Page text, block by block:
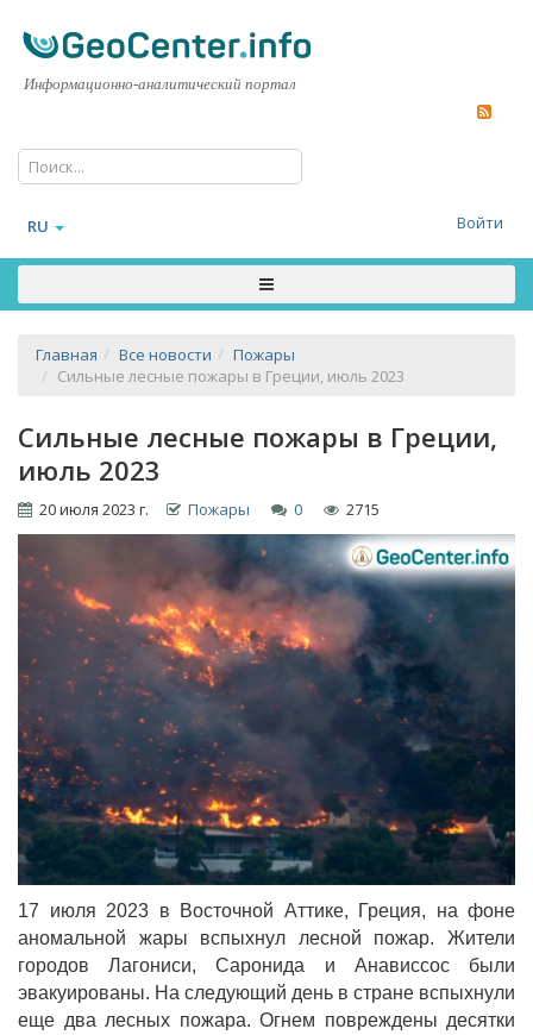
Информационно-аналитический портал
RU Войти
Главная Все новости
Пожары
Сильные лесные пожары в Греции, июль 2023
Сильные лесные пожары в Греции,
июль 2023
20 июля 2023 г. Пожары 0 2715
17 июля 2023 в Восточной Аттике, Греция, на фоне
аномальной жары вспыхнул лесной пожар. Жители
городов Лагониси, Саронида и Анависсос были
эвакуированы. На следующий день в стране вспыхнули
еще два лесных пожара. Огнем повреждены десятки